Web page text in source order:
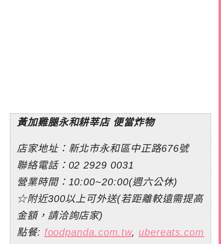
黃加雞腿永和耕莘店 便當炸物
店家地址：新北市永和區中正路676號
聯絡電話： 02 2929 0031
營業時間：10:00~20:00(週六公休)
☆附近300以上可外送(若距離較遠需提高
金額，請洽詢店家)
點餐: foodpanda.com.tw, ubereats.com